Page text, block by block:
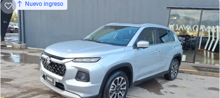
Nuevo ingreso